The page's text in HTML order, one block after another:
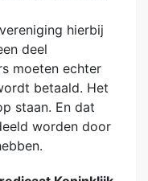
hierbij
deel
moeten echter
betaald. Het
staan. En dat
worden door